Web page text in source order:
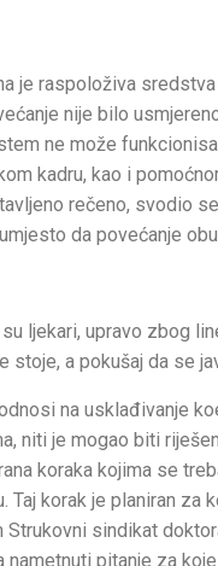
je raspoloživa
nije bilo
ne može
kadru, kao i
rečeno, svodio
da povećanje
ljekari, upravo zbog
stoje, a pokušaj da se
na usklađivanje
niti je mogao biti
koraka kojima se
Taj korak je planiran
Strukovni sindikat
pitanje za